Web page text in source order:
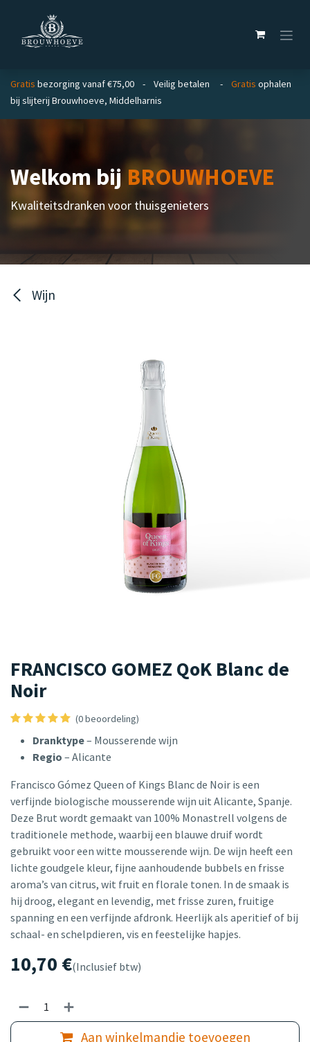
Gratis bezorging vanaf €75,00 - Veilig betalen - Gratis ophalen
bij slijterij Brouwhoeve, Middelharnis
Welkom bijBROUWHOEVE
Kwaliteitsdranken voor thuisgenieters
Wijn
FRANCISCO GOMEZ QoK Blanc de
Noir
(0 beoordeling)
Dranktype– Mousserende wijn
Regio – Alicante
Francisco Gómez Queen of Kings Blanc de Noir is een
verfijnde biologische mousserende wijn uit Alicante, Spanje.
Deze Brut wordt gemaakt van 100% Monastrell volgens de
traditionele methode, waarbij een blauwe druif wordt
gebruikt voor een witte mousserende wijn. De wijn heeft een
lichte goudgele kleur, fijne aanhoudende bubbels en frisse
aroma’s van citrus, wit fruit en florale tonen. In de smaak is
hij droog, elegant en levendig, met frisse zuren, fruitige
spanning en een verfijnde afdronk. Heerlijk als aperitief of bij
schaal- en schelpdieren, vis en feestelijke hapjes.
10,70 €(Inclusief btw)
Aan winkelmandje toevoegen